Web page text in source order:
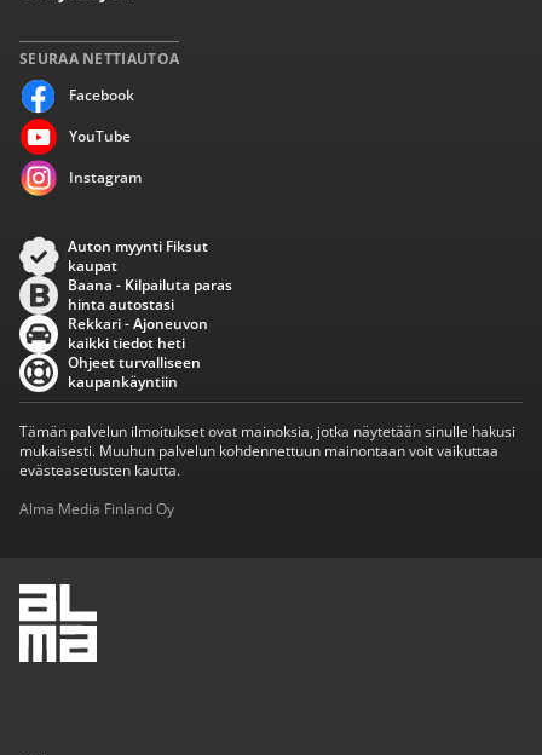
SEURAA NETTIAUTOA
Facebook
YouTube
Instagram
Auton myynti Fiksut
kaupat
Baana - Kilpailuta paras
hinta autostasi
Rekkari - Ajoneuvon
kaikki tiedot heti
Ohjeet turvalliseen
kaupankäyntiin
Tämän palvelun ilmoitukset ovat mainoksia, jotka näytetään sinulle hakusi
mukaisesti. Muuhun palvelun kohdennettuun mainontaan voit vaikuttaa
evästeasetusten kautta.
Alma Media Finland Oy